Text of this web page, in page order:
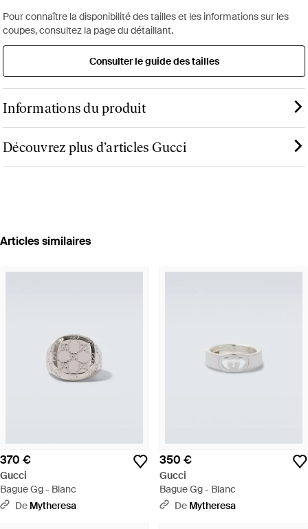
Pour connaître la disponibilité des tailles et les informations sur les
coupes, consultez la page du détaillant.
Consulter le guide des tailles
Informations du produit
Découvrez plus d’articles Gucci
Articles similaires
370 €
Gucci
Bague Gg - Blanc
De Mytheresa
350 €
Gucci
Bague Gg - Blanc
De Mytheresa